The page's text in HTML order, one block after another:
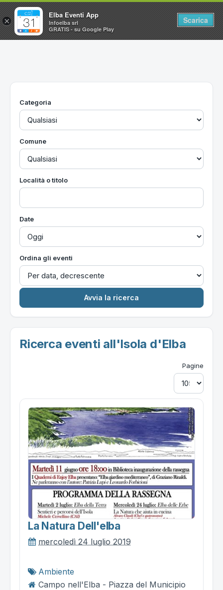
Home
Utilità
Categoria
Comune
Località o titolo
Date
Ordina gli eventi
Ricerca eventi all'Isola d'Elba
Pagine
La Natura Dell'elba
mercoledì 24 luglio 2019
Ambiente
Campo nell'Elba - Piazza del Municipio
×
Elba Eventi App
Infoelba srl
GRATIS - su Google Play
Scarica